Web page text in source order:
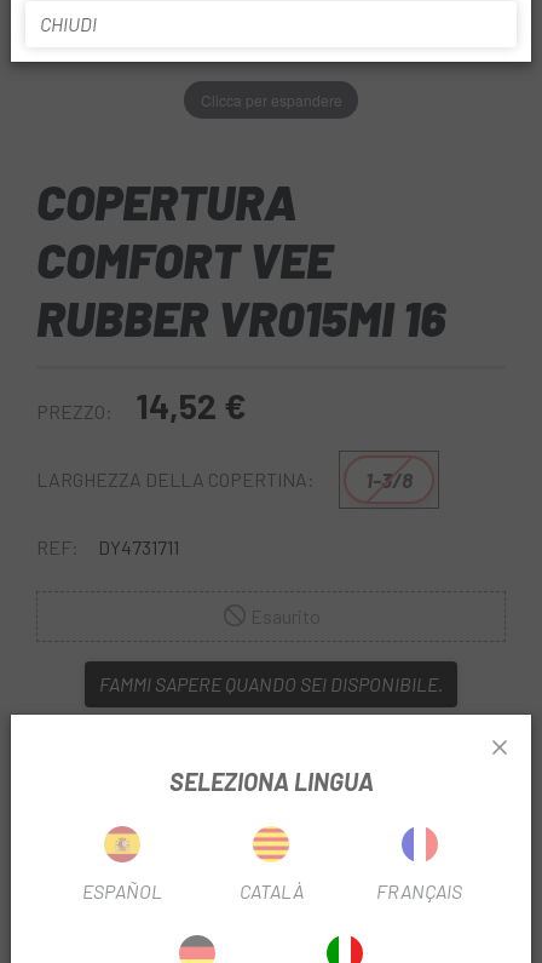
Clicca per espandere
COPERTURA
COMFORT VEE
RUBBER VR015MI 16
PREZZO: 14,52 €
LARGHEZZA DELLA COPERTINA: 1-3/8
REF: DY4731711
FAMMI SAPERE QUANDO SEI DISPONIBILE.
CHIUDI
Escapaporta con sé laCover Vee Rubber Confort
Il suo profilo liscio e arrotondato offre una guida fluida e
confortevole, perfetta per bambini e adulti che cercano
una pedalata tranquilla in città.
SELEZIONA LINGUA
ESPAÑOL CATALÀ FRANÇAIS